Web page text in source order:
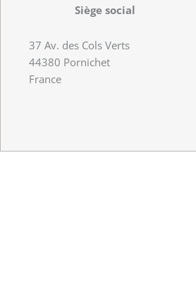
Siège social
37 Av. des Cols Verts
44380 Pornichet
France